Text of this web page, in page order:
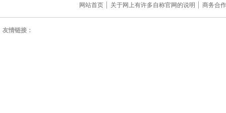
网站首页 关于网上有许多自称官网的说明 商务合
友情链接：